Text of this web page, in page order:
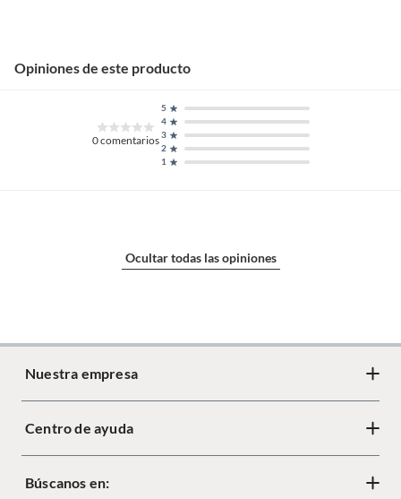
Opiniones de este producto
0comentarios
1
2
3
4
5
Ocultar todas las opiniones
Nuestra empresa
Acerca de Crate
Centro de ayuda
Cambios y devoluciones
Búscanos en: